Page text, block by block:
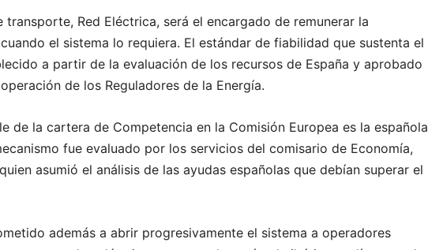
transporte, Red Eléctrica, será el encargado de remunerar la
el sistema lo requiera. El estándar de fiabilidad que sustenta el
a partir de la evaluación de los recursos de España y aprobado
de los Reguladores de la Energía.
de la cartera de Competencia en la Comisión Europea es la española
fue evaluado por los servicios del comisario de Economía,
asumió el análisis de las ayudas españolas que debían superar el
además a abrir progresivamente el sistema a operadores